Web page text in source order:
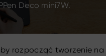
Deco mini7W.
rozpocząć tworzenie na